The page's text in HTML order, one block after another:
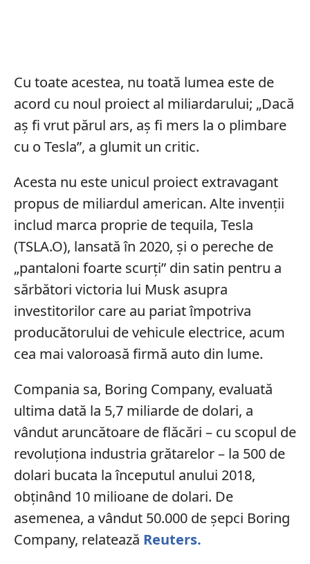
Cu toate acestea, nu toată lumea este de
acord cu noul proiect al miliardarului; „Dacă
aș fi vrut părul ars, aș fi mers la o plimbare
cu o Tesla”, a glumit un critic.
Acesta nu este unicul proiect extravagant
propus de miliardul american. Alte invenții
includ marca proprie de tequila, Tesla
(TSLA.O), lansată în 2020, și o pereche de
„pantaloni foarte scurți” din satin pentru a
sărbători victoria lui Musk asupra
investitorilor care au pariat împotriva
producătorului de vehicule electrice, acum
cea mai valoroasă firmă auto din lume.
Compania sa, Boring Company, evaluată
ultima dată la 5,7 miliarde de dolari, a
vândut aruncătoare de flăcări – cu scopul de
revoluționa industria grătarelor – la 500 de
dolari bucata la începutul anului 2018,
obținând 10 milioane de dolari. De
asemenea, a vândut 50.000 de șepci Boring
Company, relatează Reuters.